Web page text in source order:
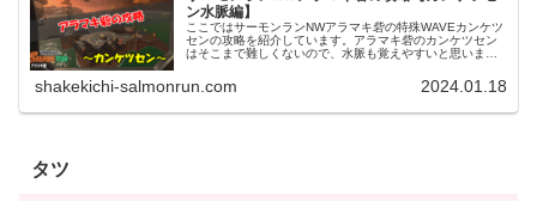
ン水脈編】
ここではサーモンランNWアラマキ砦の特殊WAVEカンケツ
センの攻略を紹介しています。アラマキ砦のカンケツセン
はそこまで難しくないので、水脈も覚えやすいと思いま
shakekichi-salmonrun.com 2024.01.18
タツ